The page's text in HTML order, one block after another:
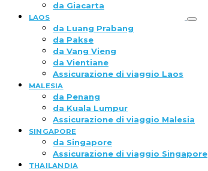
da Giacarta
LAOS
da Luang Prabang
da Pakse
da Vang Vieng
da Vientiane
Assicurazione di viaggio Laos
MALESIA
da Penang
da Kuala Lumpur
Assicurazione di viaggio Malesia
SINGAPORE
da Singapore
Assicurazione di viaggio Singapore
THAILANDIA